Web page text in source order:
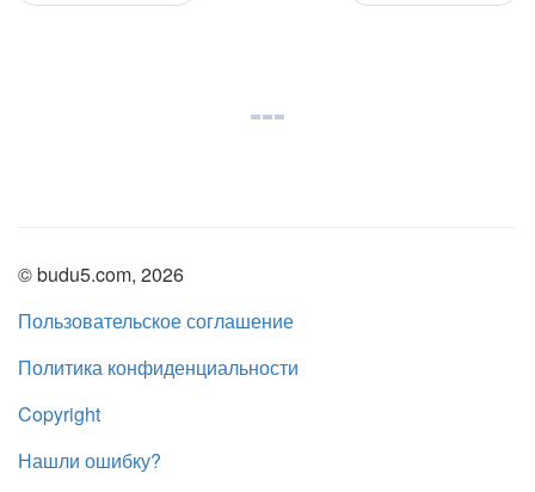
© budu5.com, 2026
Пользовательское соглашение
Политика конфиденциальности
Copyright
Нашли ошибку?